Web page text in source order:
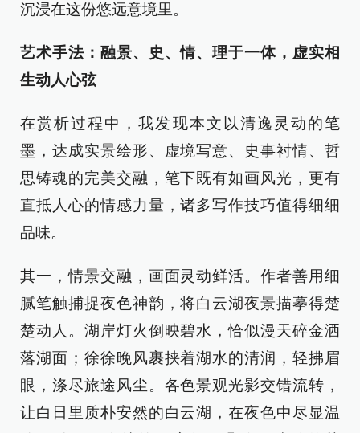
沉浸在这份悠远意境里。
艺术手法：融景、史、情、理于一体，虚实相
生动人心弦
在赏析过程中，我发现本文以清逸灵动的笔
墨，达成实景绘形、虚境写意、史事衬情、哲
思铸魂的完美交融，笔下既有如画风光，更有
直抵人心的情感力量，诸多写作技巧值得细细
品味。
其一，情景交融，画面灵动鲜活。作者善用细
腻笔触捕捉夜色神韵，将白云湖夜景描摹得楚
楚动人。湖岸灯火倒映碧水，恰似漫天碎金洒
落湖面；徐徐晚风裹挟着湖水的清润，轻拂眉
眼，涤尽旅途风尘。各色景观光影交错流转，
让白日里质朴安然的白云湖，在夜色中尽显温